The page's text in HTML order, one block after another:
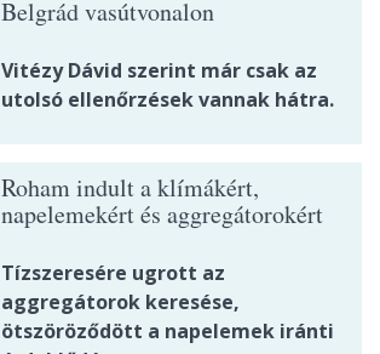
Belgrád vasútvonalon
Vitézy Dávid szerint már csak az
utolsó ellenőrzések vannak hátra.
Roham indult a klímákért,
napelemekért és aggregátorokért
Tízszeresére ugrott az
aggregátorok keresése,
ötszöröződött a napelemek iránti